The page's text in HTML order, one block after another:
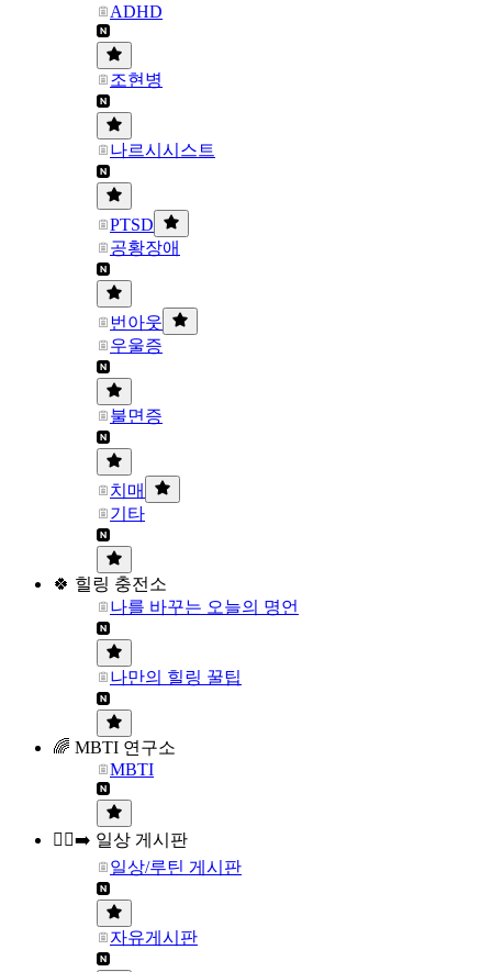
ADHD
조현병
나르시시스트
PTSD
공황장애
번아웃
우울증
불면증
치매
기타
🍀 힐링 충전소
나를 바꾸는 오늘의 명언
나만의 힐링 꿀팁
🌈 MBTI 연구소
MBTI
🏃‍♀️‍➡️ 일상 게시판
일상/루틴 게시판
자유게시판